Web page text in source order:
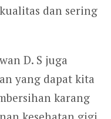
dan sering
D. S juga
yang dapat kita
karang